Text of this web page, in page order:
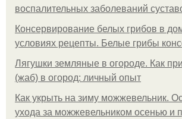
воспалительных заболеваний
Консервирование белых грибов в
условиях рецепты. Белые грибы
Лягушки земляные в огороде. Как
(жаб) в огород: личный опыт
Как укрыть на зиму можжевельник.
ухода за можжевельником осенью и